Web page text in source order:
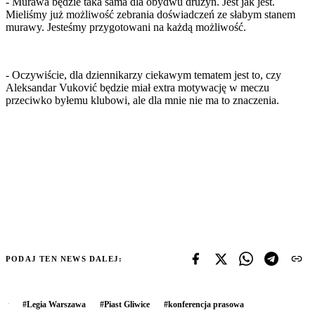
Mieliśmy już możliwość zebrania doświadczeń ze słabym stanem
murawy. Jesteśmy przygotowani na każdą możliwość.
- Oczywiście, dla dziennikarzy ciekawym tematem jest to, czy
Aleksandar Vuković będzie miał extra motywację w meczu
przeciwko byłemu klubowi, ale dla mnie nie ma to znaczenia.
PODAJ TEN NEWS DALEJ:
#Legia Warszawa #Piast Gliwice #konferencja prasowa